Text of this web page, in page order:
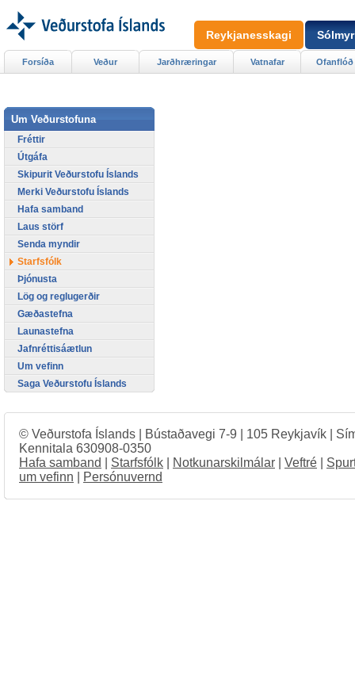
Forsíða Veður Jarðhræringar Vatnafar Ofanflóð
Um Veðurstofuna
Fréttir
Útgáfa
Skipurit Veðurstofu Íslands
Merki Veðurstofu Íslands
Hafa samband
Laus störf
Senda myndir
Starfsfólk
Þjónusta
Lög og reglugerðir
Gæðastefna
Launastefna
Jafnréttisáætlun
Um vefinn
Saga Veðurstofu Íslands
Reykjanesskagi
© Veðurstofa Íslands | Bústaðavegi 7-9 | 105 Reykjavík |
Kennitala 630908-0350
Hafa samband
Starfsfólk Notkunarskilmálar Veftré
um vefinn
Persónuvernd